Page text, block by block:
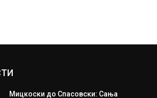
Мицкоски до Спасовски: Сања